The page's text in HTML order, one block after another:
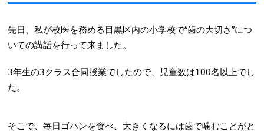
先日、私が校医を務める目黒区内の小学校で“歯の大切さ”につ
いての講話を行って来ました。
3年生の3クラス合同授業でしたので、児童数は100名以上でし
た。
そこで、毎日ゴハンを食べ、大きくなるには歯で噛むことがと